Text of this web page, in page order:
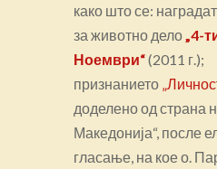
како што се:
за животно дело„4-
Ноември“(2011 г.);
признанието
доделено од страна
Македонија“, после
гласање, на кое о.